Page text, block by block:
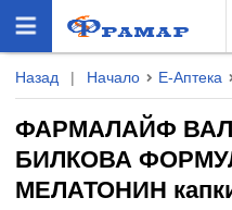
Назад | Начало Е-Аптека
ФАРМАЛАЙФ
БИЛКОВА
МЕЛАТОНИН